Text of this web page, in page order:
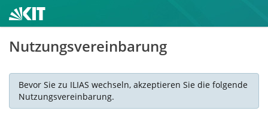
Nutzungsvereinbarung
Bevor Sie zu ILIAS wechseln, akzeptieren Sie die folgende
Nutzungsvereinbarung.